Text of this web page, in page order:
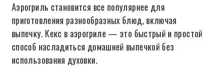
Аэрогриль становится все популярнее для
приготовления разнообразных блюд, включая
выпечку. Кекс в аэрогриле — это быстрый и простой
способ насладиться домашней выпечкой без
использования духовки.